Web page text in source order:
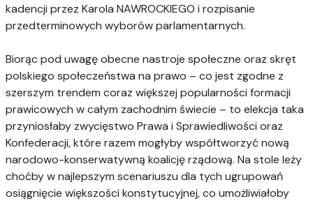
kadencji przez Karola NAWROCKIEGO i rozpisanie
przedterminowych wyborów parlamentarnych.
Biorąc pod uwagę obecne nastroje społeczne oraz skręt
polskiego społeczeństwa na prawo – co jest zgodne z
szerszym trendem coraz większej popularności formacji
prawicowych w całym zachodnim świecie – to elekcja taka
przyniosłaby zwycięstwo Prawa i Sprawiedliwości oraz
Konfederacji, które razem mogłyby współtworzyć nową
narodowo-konserwatywną koalicję rządową. Na stole leży
choćby w najlepszym scenariuszu dla tych ugrupowań
osiągnięcie większości konstytucyjnej, co umożliwiałoby